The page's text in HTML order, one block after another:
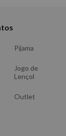
Pijama
Jogo de
Lençol
Outlet